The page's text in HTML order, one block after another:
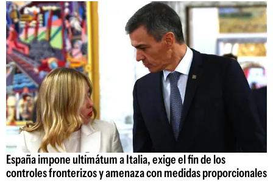
España impone ultimátum a Italia, exige el fin de los
controles fronterizos y amenaza con medidas proporcionales